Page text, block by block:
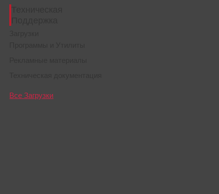
Все Загрузки